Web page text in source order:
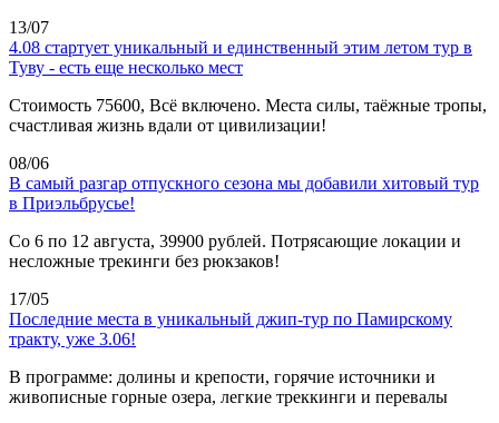
13/07
4.08 стартует уникальный и единственный этим летом тур в
Туву - есть еще несколько мест
Стоимость 75600, Всё включено. Места силы, таёжные тропы,
счастливая жизнь вдали от цивилизации!
08/06
В самый разгар отпускного сезона мы добавили хитовый тур
в Приэльбрусье!
Со 6 по 12 августа, 39900 рублей. Потрясающие локации и
несложные трекинги без рюкзаков!
17/05
Последние места в уникальный джип-тур по Памирскому
тракту, уже 3.06!
В программе: долины и крепости, горячие источники и
живописные горные озера, легкие треккинги и перевалы